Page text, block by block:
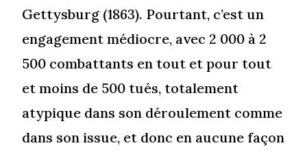
Gettysburg (1863). Pourtant, c’est un
engagement médiocre, avec 2 000 à 2
500 combattants en tout et pour tout
et moins de 500 tués, totalement
atypique dans son déroulement comme
dans son issue, et donc en aucune façon